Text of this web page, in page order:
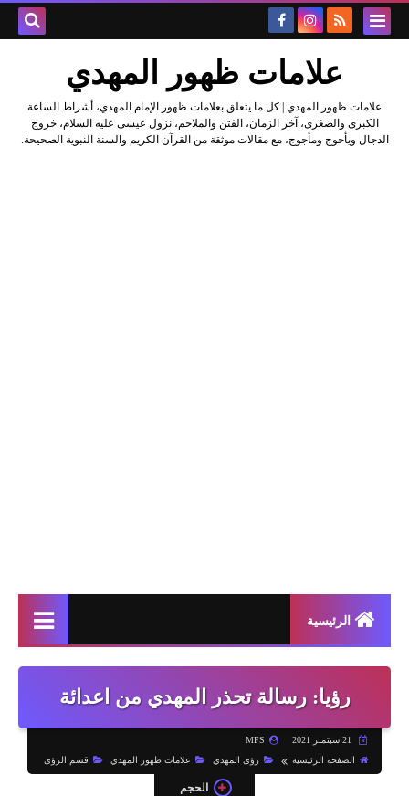
علامات ظهور المهدي
علامات ظهور المهدي | كل ما يتعلق بعلامات ظهور الإمام المهدي، أشراط الساعة
الكبرى والصغرى، آخر الزمان، الفتن والملاحم، نزول عيسى عليه السلام، خروج
الدجال ويأجوج ومأجوج، مع مقالات موثقة من القرآن الكريم والسنة النبوية الصحيحة.
الرئيسية
رؤيا: رسالة تحذر المهدي من اعدائة
MFS
الصفحة الرئيسية رؤى المهدي علامات ظهور المهدي قسم الرؤى
الحجم